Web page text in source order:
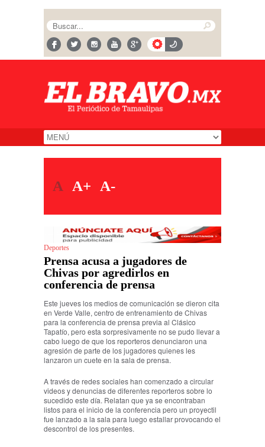
A A+ A-
Deportes
Prensa acusa a jugadores de
Chivas por agredirlos en
conferencia de prensa
Este jueves los medios de comunicación se dieron cita
en Verde Valle, centro de entrenamiento de Chivas
para la conferencia de prensa previa al Clásico
Tapatío, pero esta sorpresivamente no se pudo llevar a
cabo luego de que los reporteros denunciaron una
agresión de parte de los jugadores quienes les
lanzaron un cuete en la sala de prensa.
A través de redes sociales han comenzado a circular
videos y denuncias de diferentes reporteros sobre lo
sucedido este día. Relatan que ya se encontraban
listos para el inicio de la conferencia pero un proyectil
fue lanzado a la sala para luego estallar provocando el
descontrol de los presentes.